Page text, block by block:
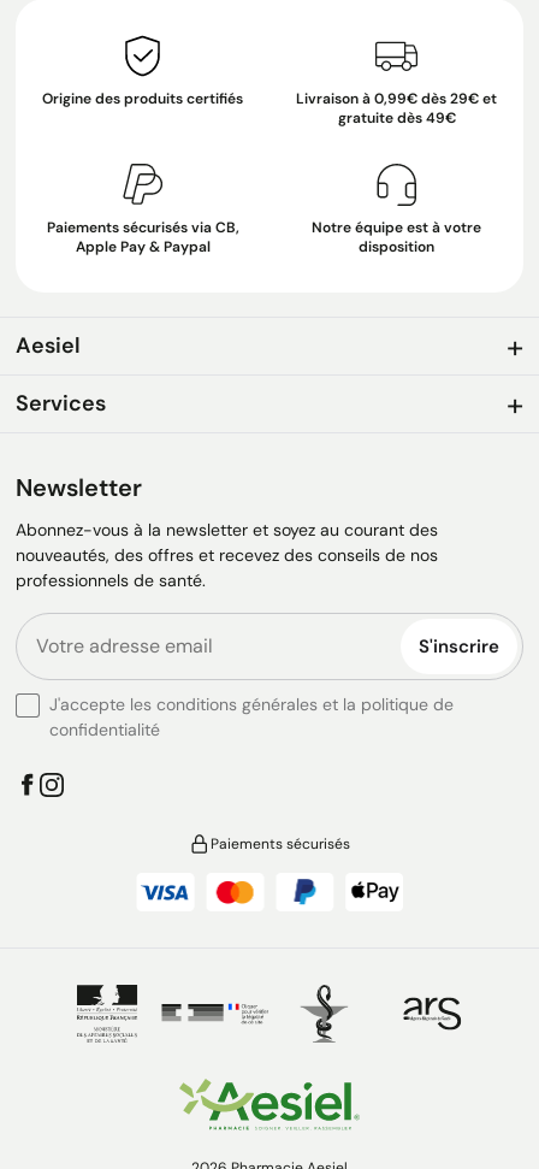
Origine des produits certifiés
Livraison à 0,99€ dès 29€ et
gratuite dès 49€
Paiements sécurisés via CB,
Apple Pay & Paypal
Notre équipe est à votre
disposition
Aesiel
Services
Newsletter
Abonnez-vous à la newsletter et soyez au courant des
nouveautés, des offres et recevez des conseils de nos
professionnels de santé.
S'inscrire
J'accepte les conditions générales et la politique de
confidentialité
Paiements sécurisés